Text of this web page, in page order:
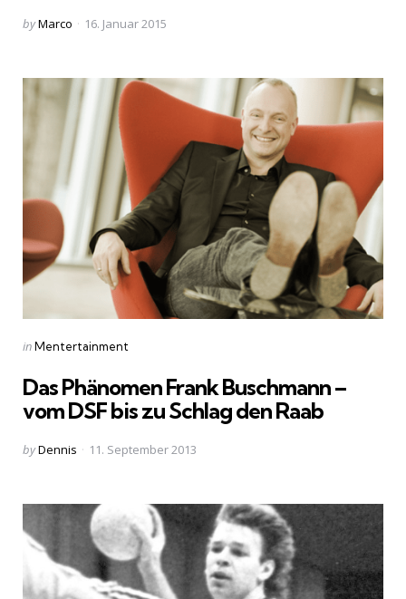
Posted
byMarco 16. Januar 2015
Categories
Posted
inMentertainment
Das Phänomen Frank Buschmann –
vom DSF bis zu Schlag den Raab
Posted
byDennis 11. September 2013